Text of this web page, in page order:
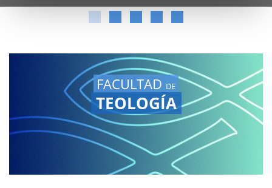
FACULTAD DE
TEOLOGÍA